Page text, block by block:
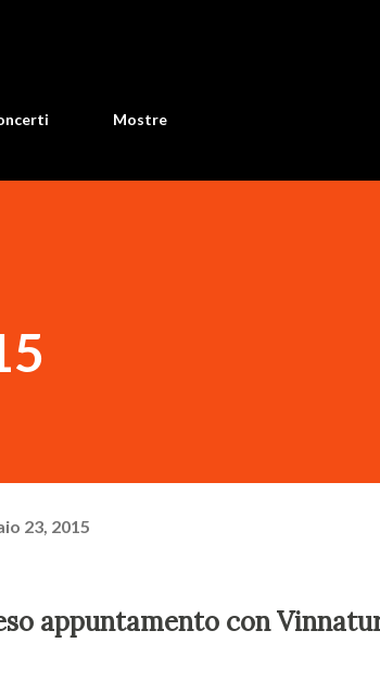
Mostre
23, 2015
appuntamento con